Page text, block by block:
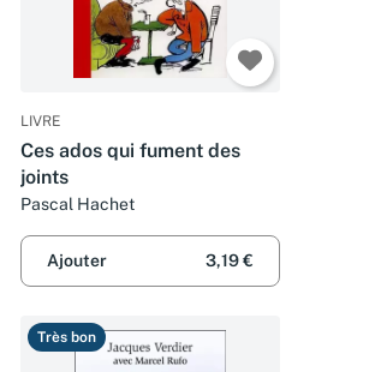
LIVRE
Ces ados qui fument des
joints
Pascal Hachet
Ajouter 3,19 €
Très bon